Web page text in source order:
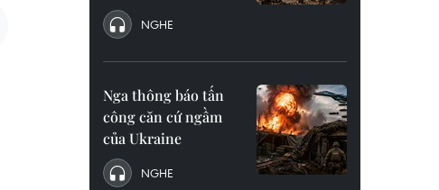
NGHE
Nga thông báo tấn
công căn cứ ngầm
của Ukraine
NGHE